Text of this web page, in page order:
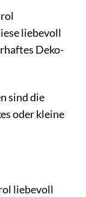
liebevoll
Deko-
sind die
oder kleine
liebevoll